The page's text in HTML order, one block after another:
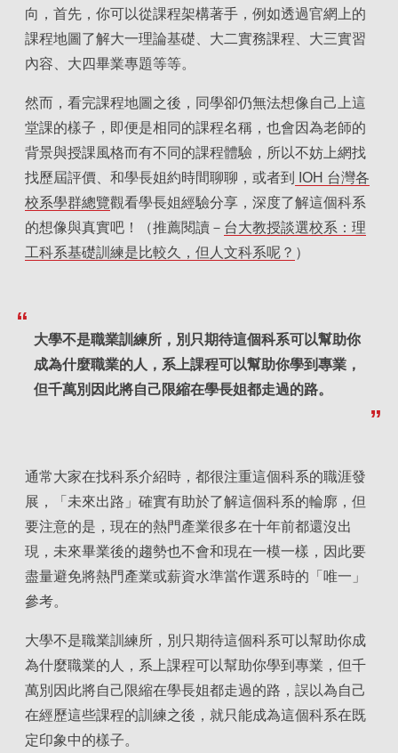
向，首先，你可以從課程架構著手，例如透過官網上的
課程地圖了解大一理論基礎、大二實務課程、大三實習
內容、大四畢業專題等等。
然而，看完課程地圖之後，同學卻仍無法想像自己上這
堂課的樣子，即便是相同的課程名稱，也會因為老師的
背景與授課風格而有不同的課程體驗，所以不妨上網找
找歷屆評價、和學長姐約時間聊聊，或者到
IOH 台灣各
校系學群總覽觀看學長姐經驗分享，深度了解這個科系
的想像與真實吧！（推薦閱讀－ 台大教授談選校系：理
工科系基礎訓練是比較久，但人文科系呢？ ）
大學不是職業訓練所，別只期待這個科系可以幫助你
成為什麼職業的人，系上課程可以幫助你學到專業，
但千萬別因此將自己限縮在學長姐都走過的路。
通常大家在找科系介紹時，都很注重這個科系的職涯發
展，「未來出路」確實有助於了解這個科系的輪廓，但
要注意的是，現在的熱門產業很多在十年前都還沒出
現，未來畢業後的趨勢也不會和現在一模一樣，因此要
盡量避免將熱門產業或薪資水準當作選系時的「唯一」
參考。
大學不是職業訓練所，別只期待這個科系可以幫助你成
為什麼職業的人，系上課程可以幫助你學到專業，但千
萬別因此將自己限縮在學長姐都走過的路，誤以為自己
在經歷這些課程的訓練之後，就只能成為這個科系在既
定印象中的樣子。